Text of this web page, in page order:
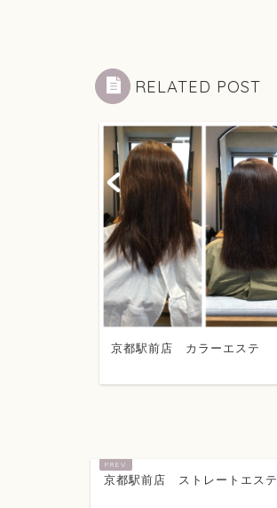
RELATED POST
京都駅前店 カラーエステ
京都駅前店 ストレートエステ